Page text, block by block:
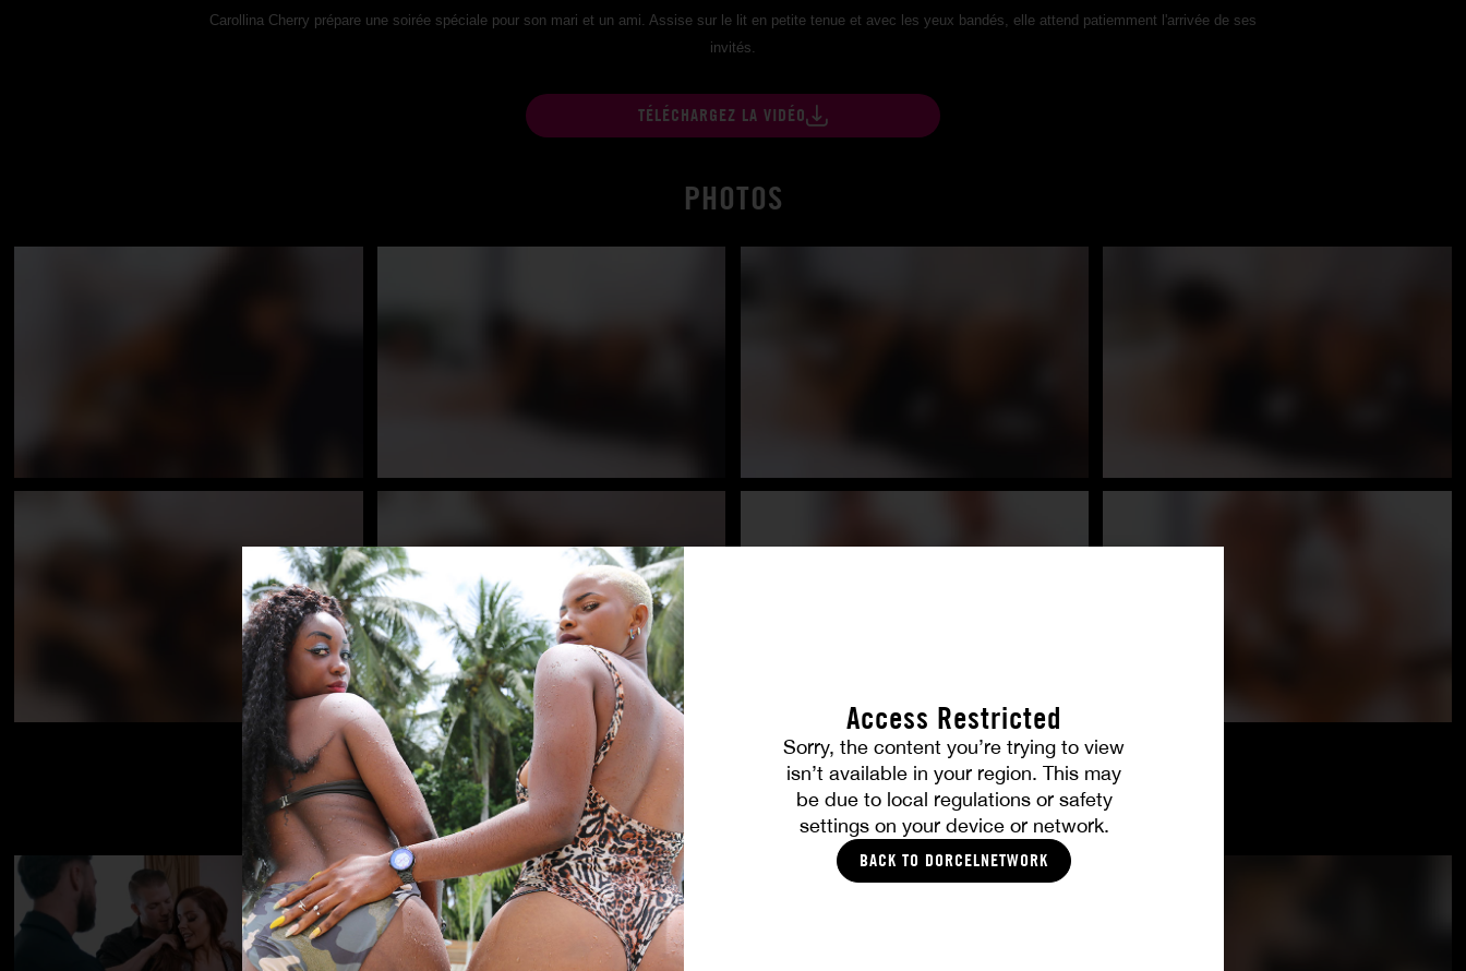
Access Restricted
Sorry, the content you’re trying to view
isn’t available in your region. This may
be due to local regulations or safety
settings on your device or network.
BACK TO DORCELNETWORK
Carollina Cherry prépare une soirée spéciale pour son mari et un ami. Assise sur le lit en petite tenue et avec les yeux bandés, elle attend patiemment l'arrivée de ses
invités.
TÉLÉCHARGEZ LA VIDÉO
PHOTOS
VOUS ALLEZ AIMER